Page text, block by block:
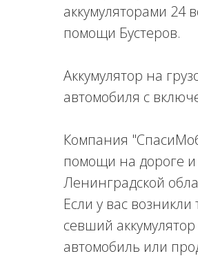
аккумуляторами 24
помощи Бустеров.
Аккумулятор на
автомобиля с
Компания
помощи на дороге и
Ленинградской
Если у вас
севший
автомобиль или